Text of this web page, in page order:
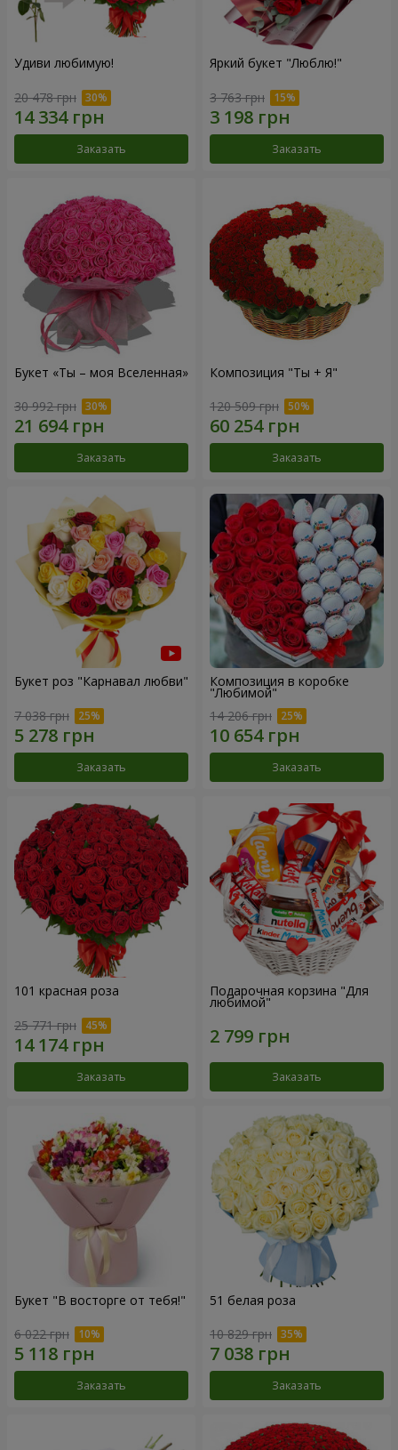
Удиви любимую!
20 478 грн
Заказать
Яркий букет "Люблю!"
3 763 грн
Заказать
Букет «Ты – моя Вселенная»
30 992 грн
Заказать
Композиция "Ты + Я"
120 509 грн
Заказать
Букет роз "Карнавал любви"
7 038 грн
Заказать
Композиция в коробке
"Любимой"
14 206 грн
Заказать
101 красная роза
25 771 грн
Заказать
Подарочная корзина "Для
любимой"
Заказать
Букет "В восторге от тебя!"
6 022 грн
Заказать
51 белая роза
10 829 грн
Заказать